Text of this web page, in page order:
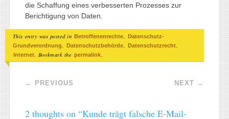
die Schaffung eines verbesserten Prozesses zur
Berichtigung von Daten.
This entry was posted in Betroffenenrechte,
Datenschutz-
Grundverordnung, Datenschutzbehörde, Datenschutzrecht,
Internet. Bookmark the permalink.
Post navigation
← PREVIOUS NEXT →
2 thoughts on “Kunde trägt falsche E-Mail-